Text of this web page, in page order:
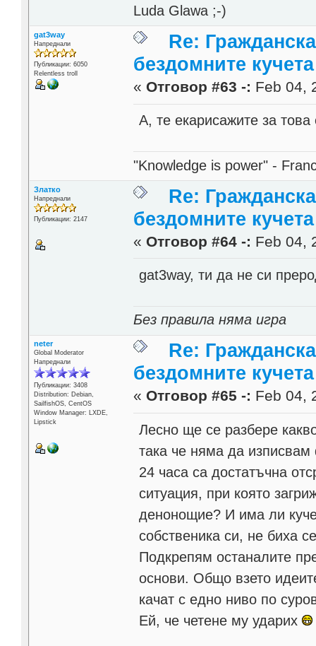
Luda Glawa ;-)
gat3way
Напреднали
Публикации: 6050
Relentless troll
Re:
бездомните кучета
« Отговор #63 -: Feb 04,
А, те екарисажите за
"Knowledge is power" -
Златко
Напреднали
Публикации: 2147
Re:
бездомните кучета
« Отговор #64 -: Feb 04,
gat3way, ти да не си
Без правила няма игра
neter
Global Moderator
Напреднали
Публикации: 3408
Distribution: Debian,
SailfishOS, CentOS
Window Manager: LXDE,
Lipstick
Re:
бездомните кучета
« Отговор #65 -: Feb 04,
Лесно ще се разбере
така че няма да
24 часа са достатъчна
ситуация, при която
денонощие? И има ли
собственика си, не биха
Подкрепям останалите
основи. Общо взето
качат с едно ниво по
Ей, че четене му ударих